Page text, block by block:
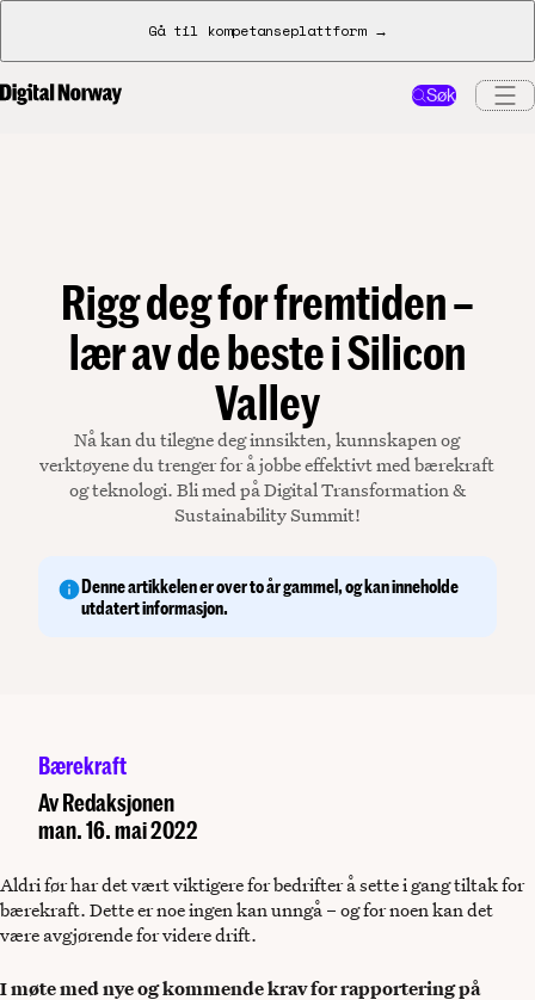
Gå til kompetanseplattform →
Søk
Rigg deg for fremtiden –
lær av de beste i Silicon
Valley
Nå kan du tilegne deg innsikten, kunnskapen og
verktøyene du trenger for å jobbe effektivt med bærekraft
og teknologi. Bli med på Digital Transformation &
Sustainability Summit!
Denne artikkelen er over to år gammel, og kan inneholde
utdatert informasjon.
Bærekraft
AvRedaksjonen
man. 16. mai 2022
Aldri før har det vært viktigere for bedrifter å sette i gang tiltak for
bærekraft. Dette er noe ingen kan unngå – og for noen kan det
være avgjørende for videre drift.
I møte med nye og kommende krav for rapportering på